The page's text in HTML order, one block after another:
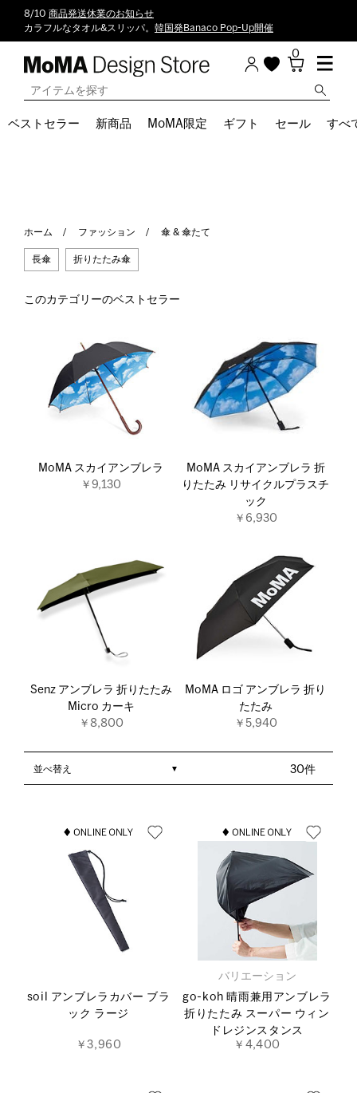
8/10 商品発送休業のお知らせ
カラフルなタオル&スリッパ。 韓国発Banaco Pop-Up開催
0
ベストセラー 新商品 MoMA限定 ギフト セール すべ
ホーム ファッション 傘 & 傘たて
長傘 折りたたみ傘
このカテゴリーのベストセラー
MoMA スカイアンブレラ
￥9,130
MoMA スカイアンブレラ 折
りたたみ リサイクルプラスチ
ック
￥6,930
Senz アンブレラ 折りたたみ
Micro カーキ
￥8,800
MoMA ロゴ アンブレラ 折り
たたみ
￥5,940
30件
並べ替え
soil アンブレラカバー ブラ
ック ラージ
￥3,960
バリエーション
go-koh 晴雨兼用アンブレラ
折りたたみ スーパー ウィン
ドレジンスタンス
￥4,400